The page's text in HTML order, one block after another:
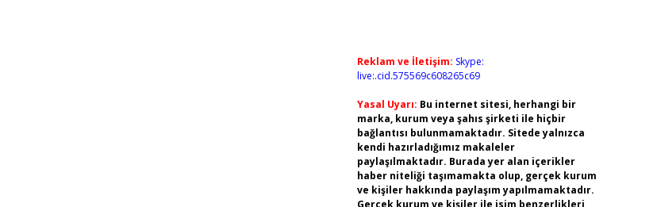
Reklam ve İletişim: Skype:
live:.cid.575569c608265c69
Yasal Uyarı: Bu internet sitesi, herhangi bir
marka, kurum veya şahıs şirketi ile hiçbir
bağlantısı bulunmamaktadır. Sitede yalnızca
kendi hazırladığımız makaleler
paylaşılmaktadır. Burada yer alan içerikler
haber niteliği taşımamakta olup, gerçek kurum
ve kişiler hakkında paylaşım yapılmamaktadır.
Gerçek kurum ve kişiler ile isim benzerlikleri